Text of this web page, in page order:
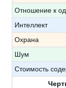
Отношение к
Интеллект
Охрана
Шум
Стоимость